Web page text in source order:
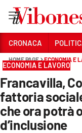
Sezioni
CRONACA
POLITICA
SANITÀ
CRONACA
HOME PAGE ECONOMIA E
ECONOMIA E LAVORO
Francavilla,
fattoria
che ora potrà
d’inclusione